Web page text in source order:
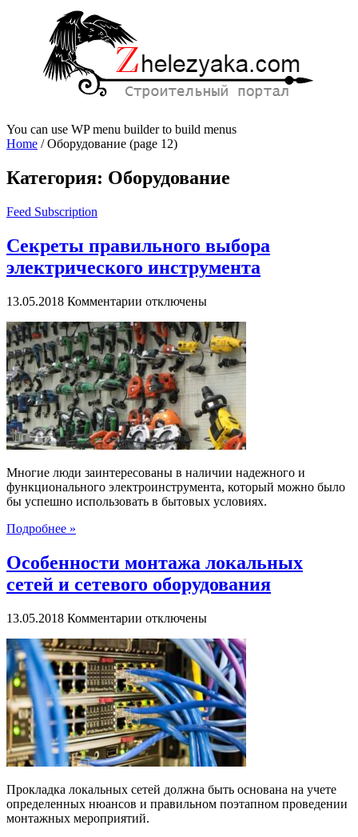
You can use WP menu builder to build menus
Home /Оборудование (page 12)
Категория: Оборудование
Feed Subscription
Секреты правильного выбора
электрического инструмента
13.05.2018 Комментарии к
Секреты
правильного
выбора
электрического
инструмента
отключены
Многие люди заинтересованы в наличии надежного и
функционального электроинструмента, который можно было
бы успешно использовать в бытовых условиях.
Подробнее »
Особенности монтажа локальных
сетей и сетевого оборудования
13.05.2018 Комментарии к
Особенности
монтажа
локальных
сетей
и
сетевого
оборудования
отключены
Прокладка локальных сетей должна быть основана на учете
определенных нюансов и правильном поэтапном проведении
монтажных мероприятий.